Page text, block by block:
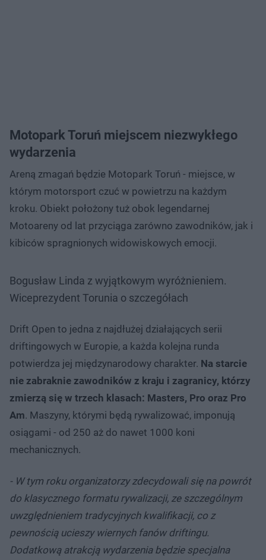
Motopark Toruń miejscem niezwykłego
wydarzenia
Areną zmagań będzie Motopark Toruń - miejsce, w
którym motorsport czuć w powietrzu na każdym
kroku. Obiekt położony tuż obok legendarnej
Motoareny od lat przyciąga zarówno zawodników, jak i
kibiców spragnionych widowiskowych emocji.
Bogusław Linda z wyjątkowym wyróżnieniem.
Wiceprezydent Torunia o szczegółach
Drift Open to jedna z najdłużej działających serii
driftingowych w Europie, a każda kolejna runda
potwierdza jej międzynarodowy charakter. Na starcie
nie zabraknie zawodników z kraju i zagranicy, którzy
zmierzą się w trzech klasach: Masters, Pro oraz Pro
Am. Maszyny, którymi będą rywalizować, imponują
osiągami - od 250 aż do nawet 1000 koni
mechanicznych.
- W tym roku organizatorzy zdecydowali się na powrót
do klasycznego formatu rywalizacji, ze szczególnym
uwzględnieniem tradycyjnych kwalifikacji, co z
pewnością ucieszy wiernych fanów driftingu.
Dodatkową atrakcją wydarzenia będzie specjalna